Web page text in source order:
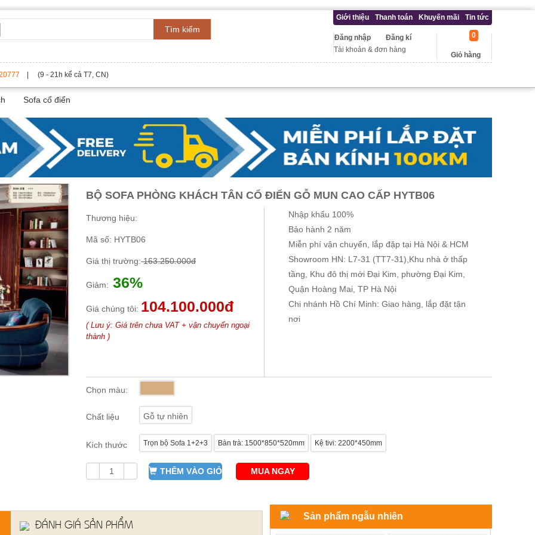
Tìm kiếm
Giới thiệu Thanh toán Khuyến mãi Tin tức
Đăng kí
Đăng nhập
Tài khoản & đơn hàng
Giỏ hàng
0
| (9 - 21h kể cả T7, CN)
Sofa cổ điển
BỘ SOFA PHÒNG KHÁCH TÂN CỔ ĐIỂN GỖ MUN CAO CẤP HYTB06
Thương hiệu:
Mã số: HYTB06
Giá thị trường:163.250.000đ
Giảm: 36%
Giá chúng tôi: 104.100.000đ
( Lưu ý: Giá trên chưa VAT + vận chuyển ngoại
thành )
Nhập khẩu 100%
Bảo hành 2 năm
Miễn phí vận chuyển, lắp đặp tại Hà Nội & HCM
Showroom HN: L7-31 (TT7-31),Khu nhà ở thấp
tầng, Khu đô thị mới Đại Kim, phường Đại Kim,
Quận Hoàng Mai, TP Hà Nội
Chi nhánh Hồ Chí Minh: Giao hàng, lắp đặt tận
nơi
Chọn màu:
Chất liệu Gỗ tự nhiên
Kích thước Trọn bộ Sofa 1+2+3 Bàn trà: 1500*850*520mm Kệ tivi: 2200*450mm
THÊM VÀO GIỎ MUA NGAY
ĐÁNH GIÁ SẢN PHẨM
Sản phẩm ngẫu nhiên